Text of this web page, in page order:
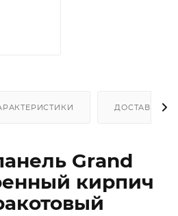
ДОСТАВКА
Grand
кирпич